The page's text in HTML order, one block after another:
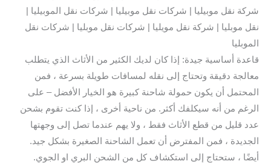
شركة نقل موبيليا | شركات نقل موبيليا | شركات نقل الموبيليا |
نقل موبليا | شركة نقل مويليا | شركات نقل موبليا | شركات نقل
الموبليا
قاعدة أساسية جيدة: إذا كان لديك الكثير من الأثاث الذي يتطلب
معالجة دقيقة وتحتاج إلى نقله لمسافات طويلة بسرعة ، فمن
المحتمل أن يكون حمولة شاحنة كبيرة هو الخيار الأفضل – على
الرغم من أنه سيكلفك أكثر. من ناحية أخرى ، إذا كنت تقوم بشحن
عدد قليل من قطع الأثاث فقط ، ولا يهم عندما تصل إلى وجهتها
الجديدة ، فمن المفترض أن تعمل الشاحنة الصغيرة بشكل جيد.
أيضًا ، ستحتاج إلى استكشاف كل من الشحن البري او الجوي.